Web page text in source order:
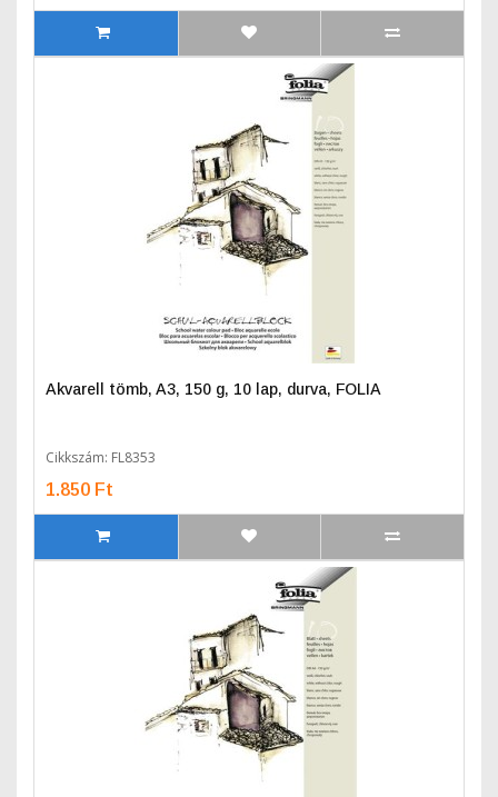
Akvarell tömb, A3, 150 g, 10 lap, durva, FOLIA
Cikkszám: FL8353
1.850 Ft